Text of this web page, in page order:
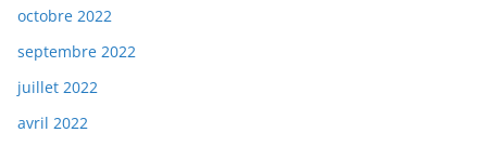
octobre 2022
septembre 2022
juillet 2022
avril 2022